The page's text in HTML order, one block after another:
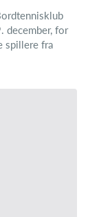
december, for
spillere fra